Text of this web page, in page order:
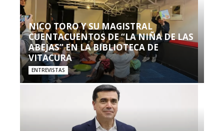
NICO TORO Y SU MAGISTRAL
CUENTACUENTOS DE “LA NIÑA DE LAS
ABEJAS” EN LA BIBLIOTECA DE
VITACURA
ENTREVISTAS